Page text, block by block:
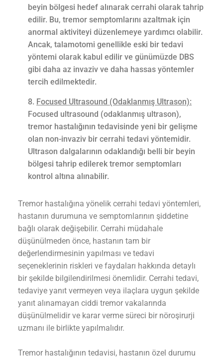
beyin bölgesi hedef alınarak cerrahi olarak tahrip
edilir. Bu, tremor semptomlarını azaltmak için
anormal aktiviteyi düzenlemeye yardımcı olabilir.
Ancak, talamotomi genellikle eski bir tedavi
yöntemi olarak kabul edilir ve günümüzde DBS
gibi daha az invaziv ve daha hassas yöntemler
tercih edilmektedir.
Focused Ultrasound (Odaklanmış Ultrason):
Focused ultrasound (odaklanmış ultrason),
tremor hastalığının tedavisinde yeni bir gelişme
olan non-invaziv bir cerrahi tedavi yöntemidir.
Ultrason dalgalarının odaklandığı belli bir beyin
bölgesi tahrip edilerek tremor semptomları
kontrol altına alınabilir.
Tremor hastalığına yönelik cerrahi tedavi yöntemleri,
hastanın durumuna ve semptomlarının şiddetine
bağlı olarak değişebilir. Cerrahi müdahale
düşünülmeden önce, hastanın tam bir
değerlendirmesinin yapılması ve tedavi
seçeneklerinin riskleri ve faydaları hakkında detaylı
bir şekilde bilgilendirilmesi önemlidir. Cerrahi tedavi,
tedaviye yanıt vermeyen veya ilaçlara uygun şekilde
yanıt alınamayan ciddi tremor vakalarında
düşünülmelidir ve karar verme süreci bir nöroşirurji
uzmanı ile birlikte yapılmalıdır.
Tremor hastalığının tedavisi, hastanın özel durumu